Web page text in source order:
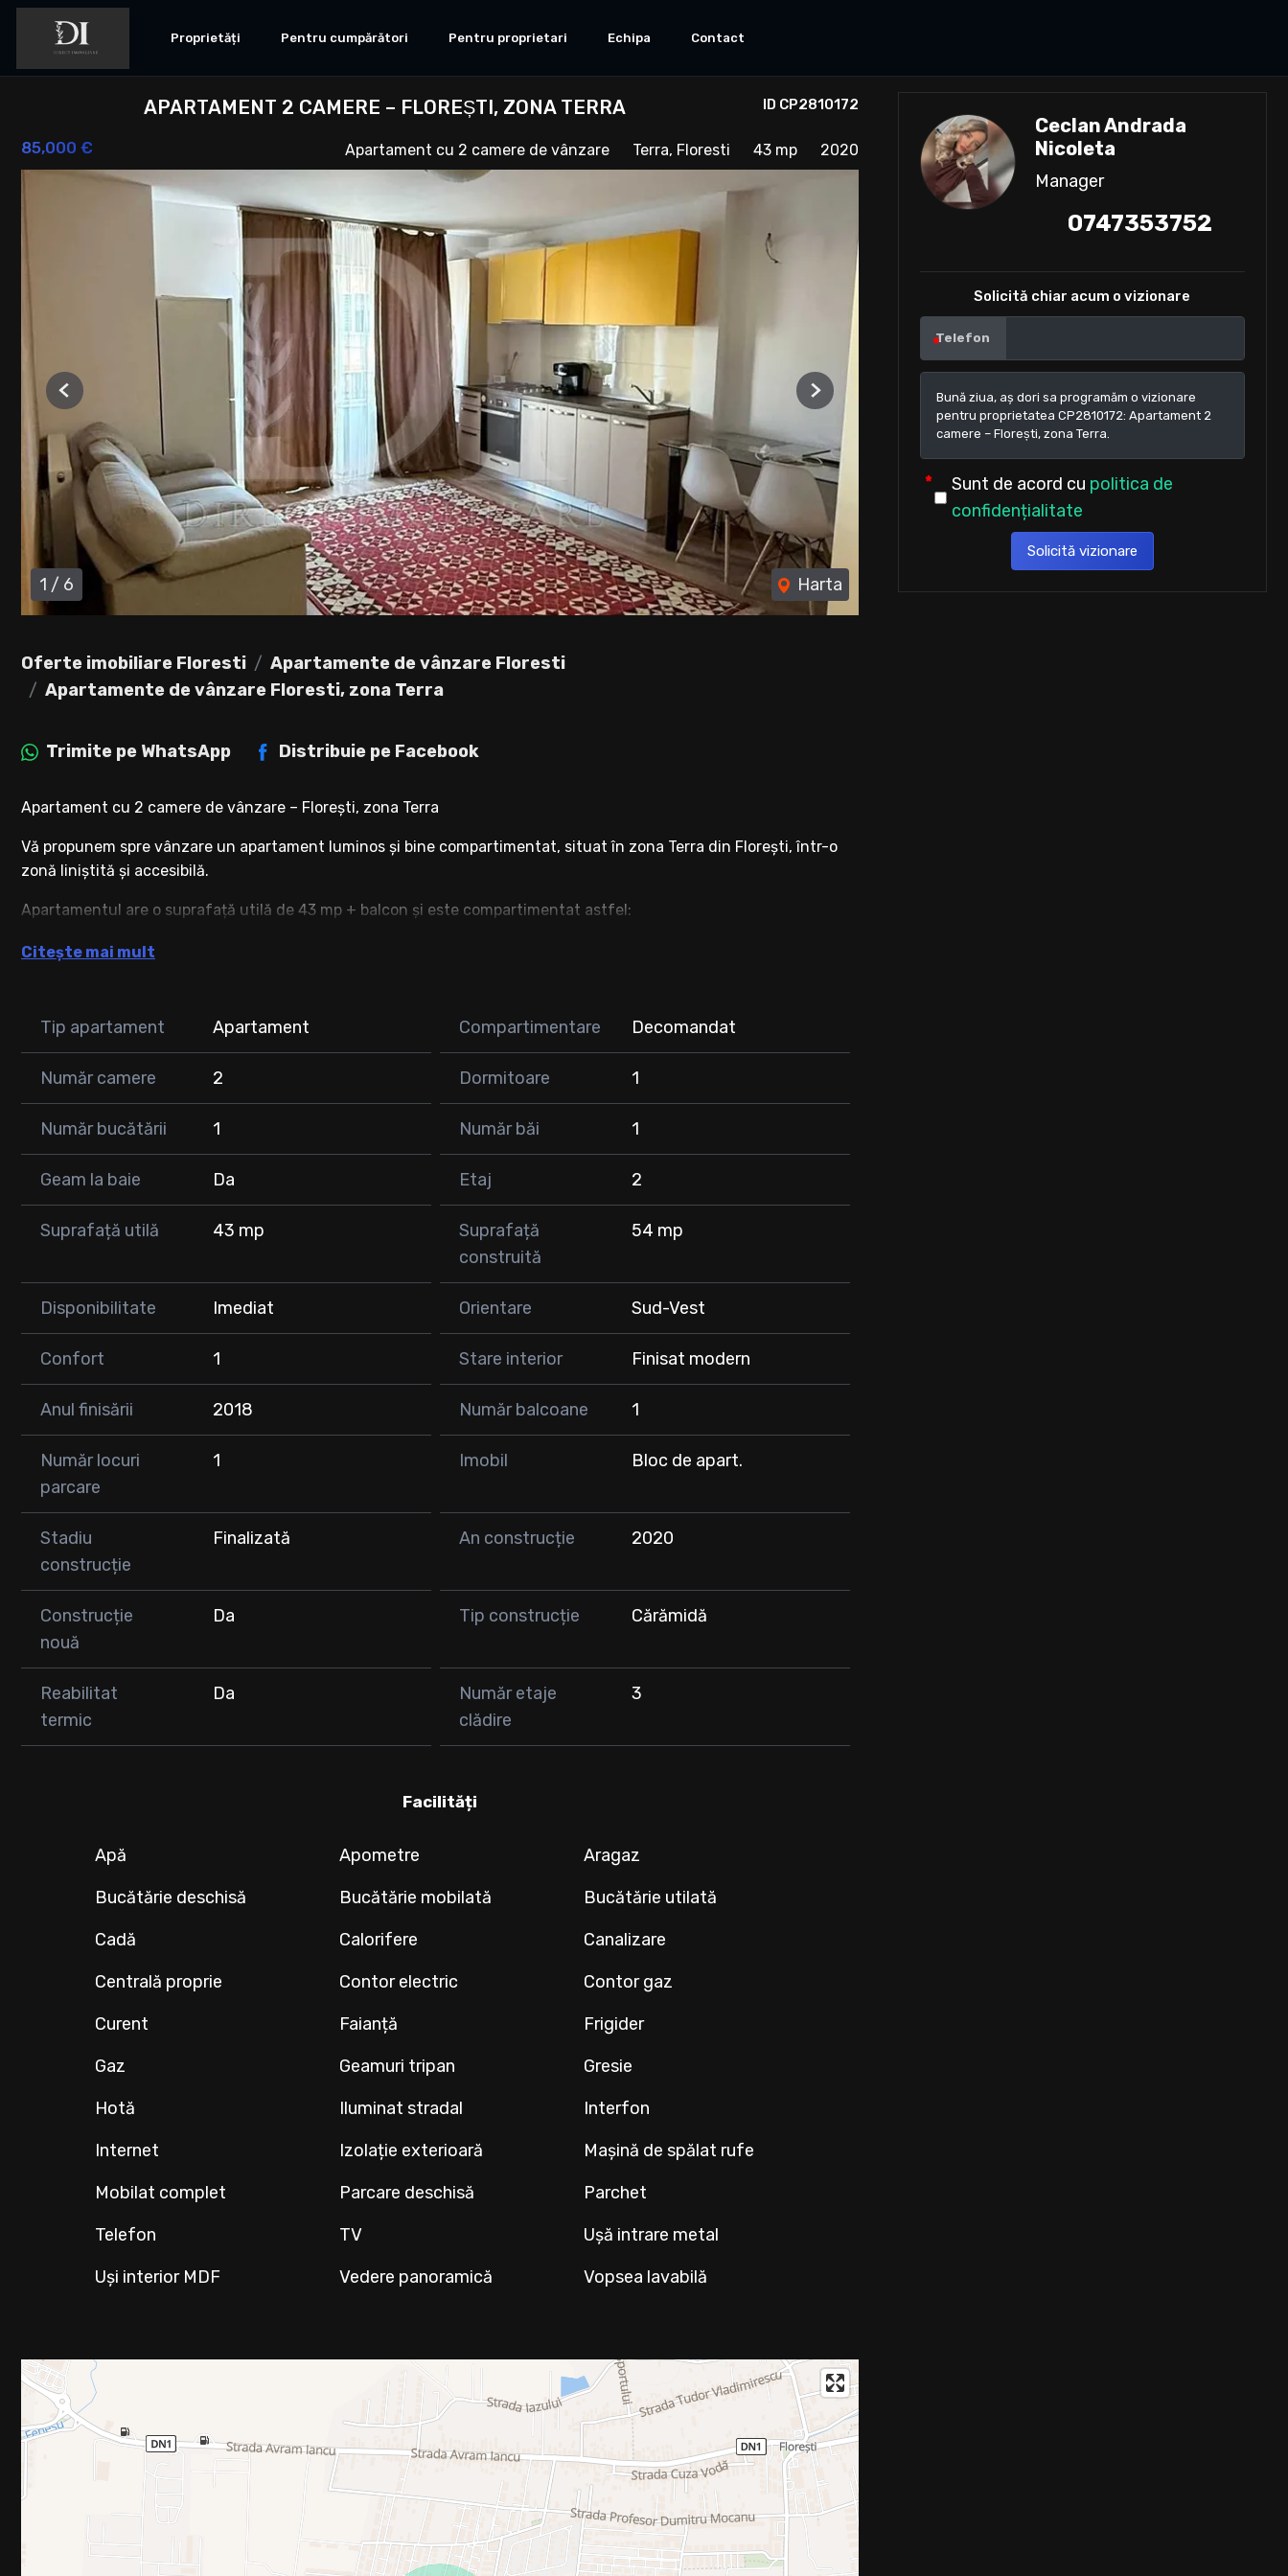
Proprietăți Pentru cumpărători Pentru proprietari Echipa Contact
ID CP2810172
APARTAMENT 2 CAMERE – FLOREȘTI, ZONA TERRA
85,000 € Apartament cu 2 camere de vânzare Terra, Floresti 43 mp 2020
1 / 6 Harta
Previous Next
Oferte imobiliare Floresti
Apartamente de vânzare Floresti
Apartamente de vânzare Floresti, zona Terra
Trimite pe WhatsApp Distribuie pe Facebook
Apartament cu 2 camere de vânzare – Florești, zona Terra
Vă propunem spre vânzare un apartament luminos și bine compartimentat, situat în zona Terra din Florești, într-o
zonă liniștită și accesibilă.
Apartamentul are o suprafață utilă de 43 mp + balcon și este compartimentat astfel:
* antreu și hol de acces;
* baie modernă;
Locuința este ideală atât pentru locuit, cât și pentru investiție, datorită poziționării avantajoase, aproape de
mijloace de transport, magazine, grădiniță și sală de fitness.
Loc de parcare exterior: 4.000 euro
O proprietate practică, luminoasă și potrivită pentru cei care caută confort într-o zonă bine conectată.
Citește mai mult
Tip apartament Apartament Compartimentare Decomandat
Număr camere 2 Dormitoare 1
Număr bucătării 1 Număr băi 1
Geam la baie Da Etaj 2
Suprafață utilă 43 mp
Suprafață
construită
54 mp
Disponibilitate Imediat Orientare Sud-Vest
Confort 1 Stare interior Finisat modern
Anul finisării 2018 Număr balcoane 1
Număr locuri
parcare
1 Imobil Bloc de apart.
Stadiu
construcție
Finalizată An construcție 2020
Construcție
nouă
Da Tip construcție Cărămidă
Reabilitat
termic
Da
Număr etaje
clădire
3
Facilități
Apă Apometre
Aragaz
Bucătărie deschisă
Bucătărie mobilată
Bucătărie utilată
Cadă
Calorifere
Canalizare
Centrală proprie
Contor electric
Contor gaz
Curent
Faianță
Frigider
Gaz
Geamuri tripan
Gresie
Hotă
Iluminat stradal
Interfon
Internet
Izolație exterioară
Mașină de spălat rufe
Mobilat complet
Parcare deschisă
Parchet
Telefon
TV
Ușă intrare metal
Uși interior MDF
Vedere panoramică Vopsea lavabilă
Ceclan Andrada
Nicoleta
Manager
0747353752
Solicită chiar acum o vizionare
Telefon
Sunt de acord cu politica de
confidențialitate
Solicită vizionare